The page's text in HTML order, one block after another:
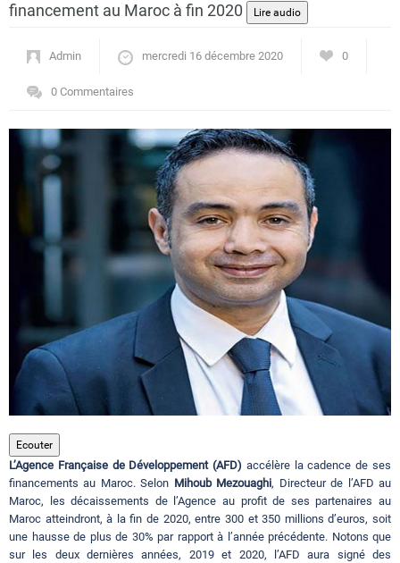
Actualités
Tourisme
Régions
Hotels
Evenements
Contact
financement au Maroc à fin 2020
Admin mercredi 16 décembre 2020 0
0 Commentaires
Ecouter
L’Agence Française de Développement (AFD) accélère la cadence de ses
financements au Maroc. Selon Mihoub Mezouaghi, Directeur de l’AFD au
Maroc, les décaissements de l’Agence au profit de ses partenaires au
Maroc atteindront, à la fin de 2020, entre 300 et 350 millions d’euros, soit
une hausse de plus de 30% par rapport à l’année précédente. Notons que
sur les deux dernières années, 2019 et 2020, l’AFD aura signé des